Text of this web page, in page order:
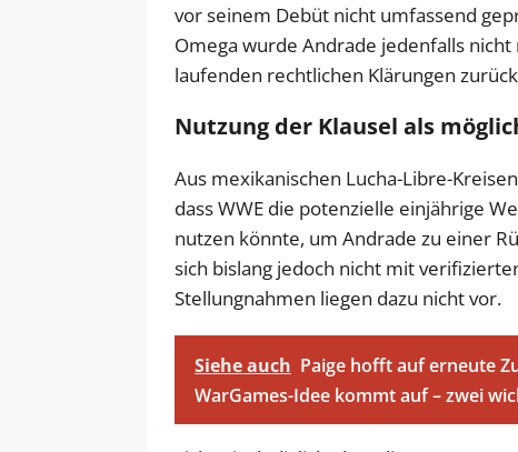
vor seinem Debüt nicht umfassend
Omega wurde Andrade jedenfalls
laufenden rechtlichen Klärungen
Nutzung der Klausel als
Aus mexikanischen Lucha-Libre-
dass WWE die potenzielle einjährige
nutzen könnte, um Andrade zu einer
sich bislang jedoch nicht mit
Stellungnahmen liegen dazu nicht vor.
Siehe auch Paige hofft auf erneute
WarGames-Idee kommt auf – zwei